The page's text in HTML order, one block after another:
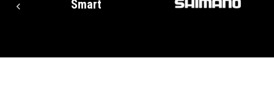
Smart